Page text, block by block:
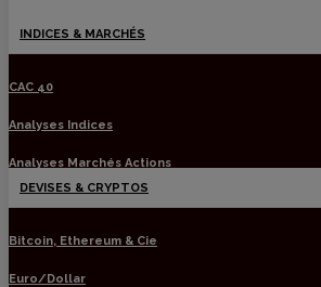
Menu
INDICES & MARCHÉS
CAC 40
Analyses Indices
Analyses Marchés Actions
DEVISES & CRYPTOS
Bitcoin, Ethereum & Cie
Euro/Dollar